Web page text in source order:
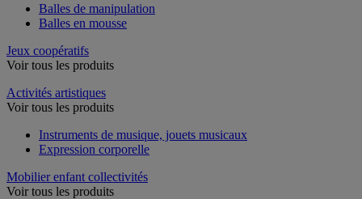
Balles de manipulation
Balles en mousse
Jeux coopératifs
Voir tous les produits
Activités artistiques
Voir tous les produits
Instruments de musique, jouets musicaux
Expression corporelle
Mobilier enfant collectivités
Voir tous les produits